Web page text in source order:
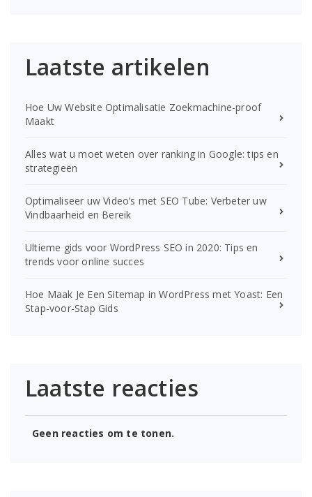
Laatste artikelen
Hoe Uw Website Optimalisatie Zoekmachine-proof
Maakt
Alles wat u moet weten over ranking in Google: tips en
strategieën
Optimaliseer uw Video’s met SEO Tube: Verbeter uw
Vindbaarheid en Bereik
Ultieme gids voor WordPress SEO in 2020: Tips en
trends voor online succes
Hoe Maak Je Een Sitemap in WordPress met Yoast: Een
Stap-voor-Stap Gids
Laatste reacties
Geen reacties om te tonen.